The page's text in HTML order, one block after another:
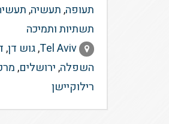
תעופה,תעשיה,
תשתיות ותמיכה
Tel Aviv
,גוש דן,
השפלה,ירושלים,
רילוקיישן